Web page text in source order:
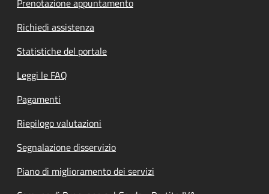
Richiedi assistenza
Statistiche del portale
Leggi le FAQ
Pagamenti
Riepilogo valutazioni
Segnalazione disservizio
Piano di miglioramento dei servizi